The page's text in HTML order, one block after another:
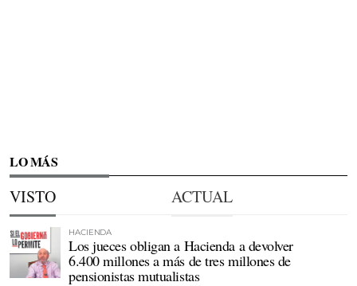
LO MÁS
VISTO ACTUAL
HACIENDA
Los jueces obligan a Hacienda a devolver
6.400 millones a más de tres millones de
pensionistas mutualistas